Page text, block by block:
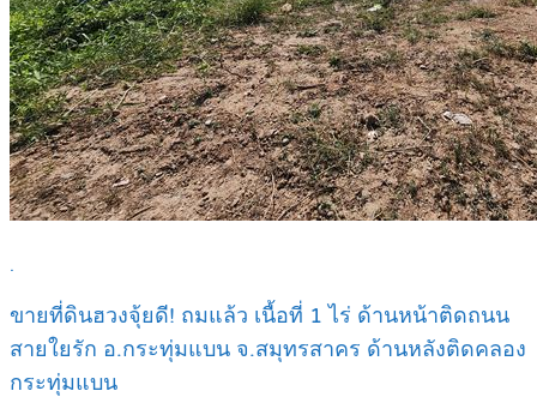
.
ขายที่ดินฮวงจุ้ยดี! ถมแล้ว เนื้อที่ 1 ไร่ ด้านหน้าติดถนน
สายใยรัก อ.กระทุ่มแบน จ.สมุทรสาคร ด้านหลังติดคลอง
กระทุ่มแบน